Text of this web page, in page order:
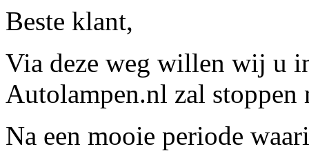
Beste klant,
Via deze weg willen wij u
Autolampen.nl zal stoppen
Na een mooie periode